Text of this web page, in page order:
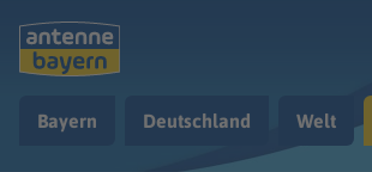
Bayern Deutschland Welt